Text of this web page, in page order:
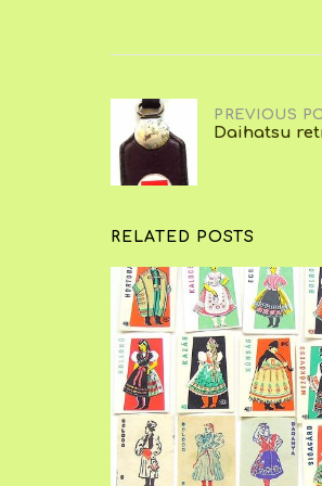
Post
navigation
PREVIOUS
Daihatsu
RELATED POSTS